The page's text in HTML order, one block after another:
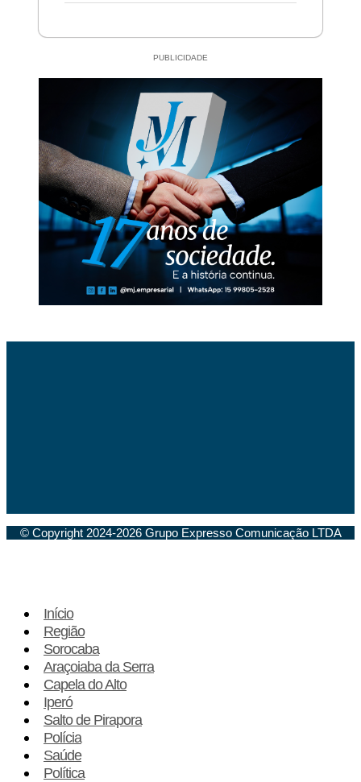
PUBLICIDADE
© Copyright 2024-2026 Grupo Expresso Comunicação LTDA
Início
Região
Sorocaba
Araçoiaba da Serra
Capela do Alto
Iperó
Salto de Pirapora
Polícia
Saúde
Política